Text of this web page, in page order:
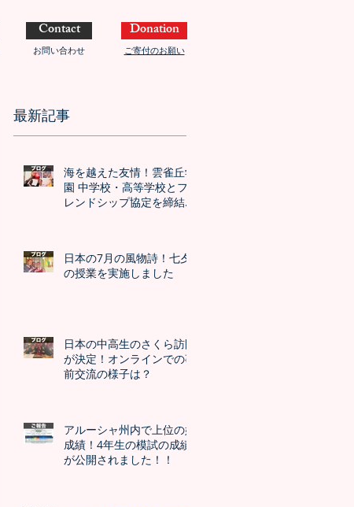
Contact
お問い合わせ
Donation
ご寄付のお願い
最新記事
海を越えた友情！雲雀丘学
園 中学校・高等学校とフ
レンドシップ協定を締結し
日本の7月の風物詩！七夕
の授業を実施しました
日本の中高生のさくら訪問
が決定！オンラインでの事
前交流の様子は？
アルーシャ州内で上位の好
成績！4年生の模試の成績
が公開されました！！